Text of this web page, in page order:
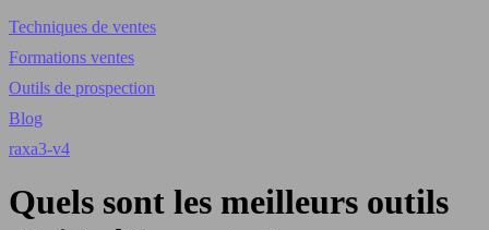
Techniques de ventes
Formations ventes
Outils de prospection
Blog
raxa3-v4
Quels sont les meilleurs outils